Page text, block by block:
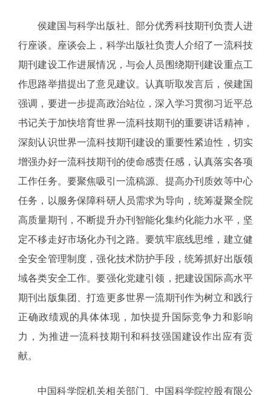
侯建国与科学出版社、部分优秀科技期刊负责人进
行座谈。座谈会上，科学出版社负责人介绍了一流科技
期刊建设工作进展情况，与会人员围绕期刊建设重点工
作思路举措提出了意见建议。认真听取发言后，侯建国
强调，要进一步提高政治站位，深入学习贯彻习近平总
书记关于加快培育世界一流科技期刊的重要讲话精神，
深刻认识世界一流科技期刊建设的重要性紧迫性，切实
增强办好一流科技期刊的使命感责任感，认真落实各项
工作任务。要聚焦吸引一流稿源、提高办刊质效等中心
任务，以服务保障科研人员需求为导向，统筹凝聚全院
高质量期刊，不断提升办刊智能化集约化能力水平，坚
定不移走好市场化办刊之路。要筑牢底线思维，建立健
全安全管理制度，强化技术防护手段，统筹抓好出版领
域各类安全工作。要强化党建引领，把建设国际高水平
期刊出版集团、打造更多世界一流期刊作为树立和践行
正确政绩观的具体体现，加快提升国际竞争力和影响
力，为推进一流科技期刊和科技强国建设作出应有贡
献。
中国科学院机关相关部门、中国科学院控股有限公